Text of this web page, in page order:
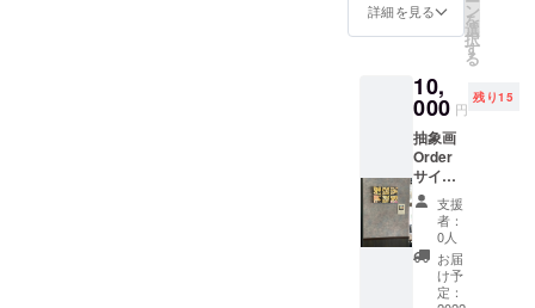
之賞
Artista del
luminescenz
a e sole
bianco.
残照と白日
の芸術家と
して認定
ほか多数。
や３つ
繋ぎ絵
の様に
模様が
繋がる
のでよ
り面白
い表現
ができ
るの
で、個
人的に
は複数
飾れる
リアに
なりま
す。 １
つより
も２つ
や３つ
など複
数の制
作では
繋ぎ絵
の様に
模様が
ますが
内容は
同じで
抽象画
Order
サイズ
１０㎝×
１０㎝
（正方
形） ※
お選び
いただ
けるも
の 黒
キャン
詳細を見る ン
を
選
択
す
る
10,
000 円
残り15
抽象画
Order
サイズ
１０㎝×
１０㎝
（正方
形） ※
お選び
いただ
支援
者：
0人
お届
け予
定：